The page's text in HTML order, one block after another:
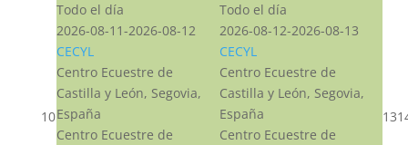
10
Todo el día
2026-08-11-2026-08-12
CECYL
Centro Ecuestre de
Castilla y León, Segovia,
España
Centro Ecuestre de
Todo el día
2026-08-12-2026-08-13
CECYL
Centro Ecuestre de
Castilla y León, Segovia,
España
Centro Ecuestre de
13